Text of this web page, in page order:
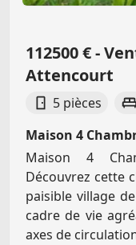
112500 € -
Attencourt
5 pièces
Maison 4
Maison 4
Découvrez cette
paisible village
cadre de vie
axes de